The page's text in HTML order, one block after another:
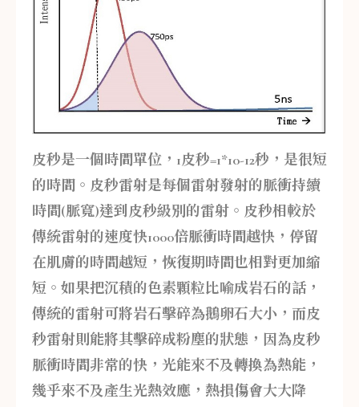
皮秒是一個時間單位，1皮秒=1*10-12秒，是很短
的時間。皮秒雷射是每個雷射發射的脈衝持續
時間(脈寬)達到皮秒級別的雷射。皮秒相較於
傳統雷射的速度快1000倍脈衝時間越快，停留
在肌膚的時間越短，恢復期時間也相對更加縮
短。如果把沉積的色素顆粒比喻成岩石的話，
傳統的雷射可將岩石擊碎為鵝卵石大小，而皮
秒雷射則能將其擊碎成粉塵的狀態，因為皮秒
脈衝時間非常的快，光能來不及轉換為熱能，
幾乎來不及產生光熱效應，熱損傷會大大降